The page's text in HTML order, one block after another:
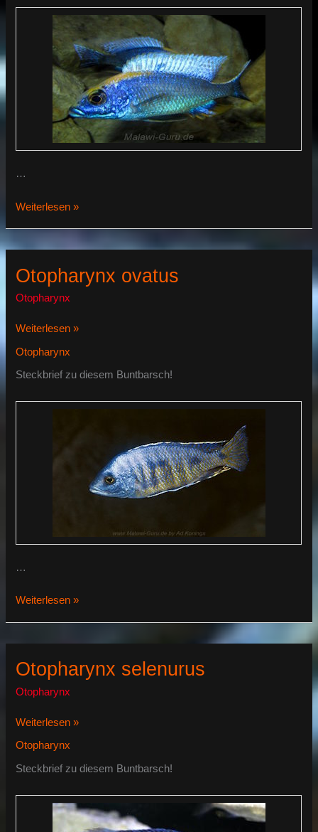
…
Otopharynx
Weiterlesen »
Otopharynx ovatus
Otopharynx
Otopharynx
Weiterlesen »
Otopharynx
Steckbrief zu diesem Buntbarsch!
…
Otopharynx
Weiterlesen »
Otopharynx selenurus
Otopharynx
Otopharynx
Weiterlesen »
Otopharynx
Steckbrief zu diesem Buntbarsch!